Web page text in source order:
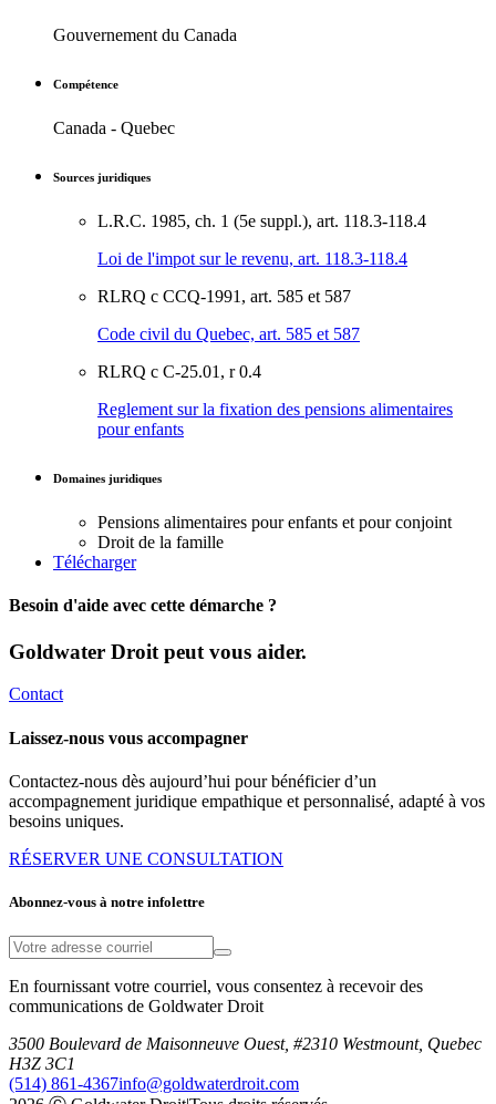
Gouvernement du Canada
Compétence
Canada - Quebec
Sources juridiques
L.R.C. 1985, ch. 1 (5e suppl.), art. 118.3-118.4
Loi de l'impot sur le revenu, art. 118.3-118.4
RLRQ c CCQ-1991, art. 585 et 587
Code civil du Quebec, art. 585 et 587
RLRQ c C-25.01, r 0.4
Reglement sur la fixation des pensions alimentaires
pour enfants
Domaines juridiques
Pensions alimentaires pour enfants et pour conjoint
Droit de la famille
Télécharger
Besoin d'aide avec cette démarche ?
Goldwater Droit peut vous aider.
Contact
Laissez-nous vous accompagner
Contactez-nous dès aujourd’hui pour bénéficier d’un
accompagnement juridique empathique et personnalisé, adapté à vos
besoins uniques.
RÉSERVER UNE CONSULTATION
Abonnez-vous à notre infolettre
En fournissant votre courriel, vous consentez à recevoir des
communications de Goldwater Droit
3500 Boulevard de Maisonneuve Ouest, #2310 Westmount, Quebec
H3Z 3C1
(514) 861-4367info@goldwaterdroit.com